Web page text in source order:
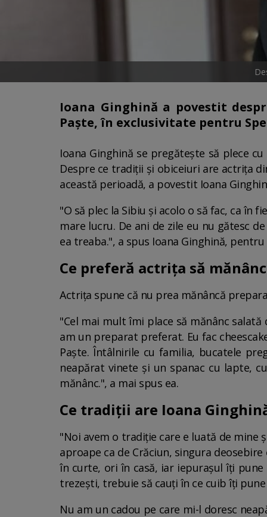
Ioana Ginghină a povestit
Paște, în exclusivitate pentru
Ioana Ginghină se pregătește să plece
Despre ce tradiții și obiceiuri are actrița
această perioadă, a povestit Ioana
"O să plec la Sibiu și acolo o să fac, ca în
mare lucru. De ani de zile eu nu gătesc
ea treaba.", a spus Ioana Ginghină, pentru
Ce preferă actrița să
Actrița spune că nu prea mănâncă
"Cel mai mult îmi place să mănânc
am un preparat preferat. Eu fac
Paște. Întâlnirile cu familia, bucatele
neapărat vinete și un spanac cu lapte,
mănânc.", a mai spus ea.
Ce tradiții are Ioana
"Noi avem o tradiție care e luată de mine
aproape ca de Crăciun, singura
în curte, ori în casă, iar iepurașul îți
trezești, trebuie să cauți în ce cuib îți
Nu am un cadou pe care mi-l doresc